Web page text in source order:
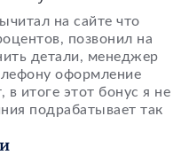
на сайте что
позвонил на
детали, менеджер
оформление
в итоге этот бонус я не
подрабатывает так